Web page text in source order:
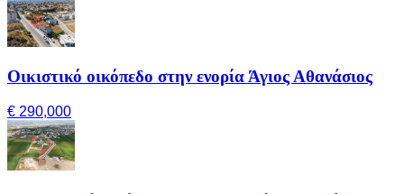
Οικιστικό οικόπεδο στην ενορία Άγιος Αθανάσιος
€ 290,000